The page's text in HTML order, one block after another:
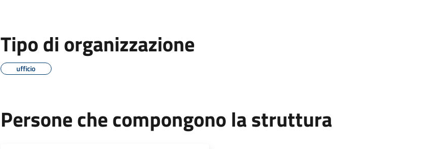
Tipo di organizzazione
ufficio
Persone che compongono la struttura